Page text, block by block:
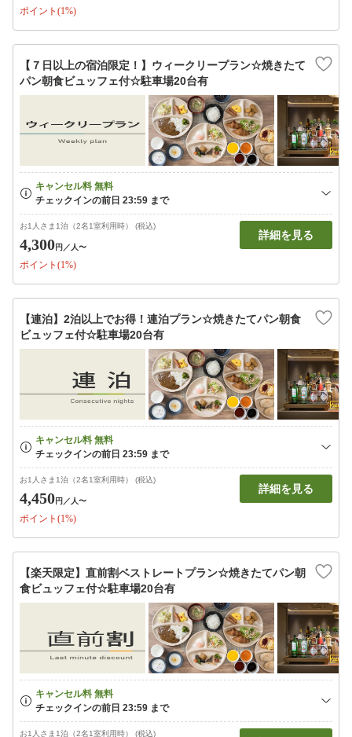
ポイント(1%)
【７日以上の宿泊限定！】ウィークリープラン☆焼きたて
パン朝食ビュッフェ付☆駐車場20台有
お1人さま1泊（2名1室利用時） (税込)
4,300円 ／人〜
ポイント(1%)
詳細を見る
【連泊】2泊以上でお得！連泊プラン☆焼きたてパン朝食
ビュッフェ付☆駐車場20台有
お1人さま1泊（2名1室利用時） (税込)
4,450円 ／人〜
ポイント(1%)
詳細を見る
【楽天限定】直前割ベストレートプラン☆焼きたてパン朝
食ビュッフェ付☆駐車場20台有
お1人さま1泊（2名1室利用時） (税込)